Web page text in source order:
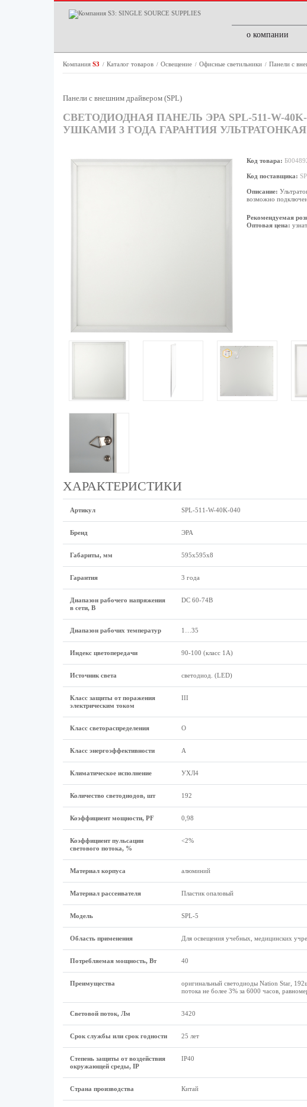
о компании
Компания S3 / Каталог товаров / Освещение / Офисные светильники / Панели с
Панели с внешним драйвером (SPL)
СВЕТОДИОДНАЯ ПАНЕЛЬ ЭРА SPL-511-W-40K-
УШКАМИ 3 ГОДА ГАРАНТИЯ УЛЬТРАТОНКАЯ
Код товара:
Код поставщика:
Описание:
возможно
Рекомендуемая
Оптовая цена:
ХАРАКТЕРИСТИКИ
Артикул SPL-511-W-40K-040
Бренд ЭРА
Габариты, мм 595х595х8
Гарантия 3 года
Диапазон рабочего напряжения
в сети, В
DC 60-74В
Диапазон рабочих температур 1…35
Индекс цветопередачи 90-100 (класс 1A)
Источник света светодиод. (LED)
Класс защиты от поражения
электрическим током
III
Класс светораспределения О
Класс энергоэффективности А
Климатическое исполнение УХЛ4
Количество светодиодов, шт 192
Коэффициент мощности, PF 0,98
Коэффициент пульсации
светового потока, %
<2%
Материал корпуса алюминий
Материал рассеивателя Пластик опаловый
Модель SPL-5
Область применения Для освещения учебных, медицинских
Потребляемая мощность, Вт 40
Преимущества
оригинальный светодиоды Nation Star,
потока не более 3% за 6000 часов,
Световой поток, Лм 3420
Срок службы или срок годности 25 лет
Степень защиты от воздействия
окружающей среды, IP
IP40
Страна производства Китай